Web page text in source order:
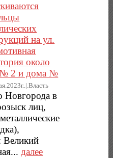
на ул.
около
2 и дома №
Новгорода в
лиц,
Великий
далее